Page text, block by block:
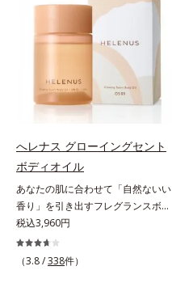
へレナス グローイングセント
ボディオイル
あなたの肌に合わせて「自然ないい
香り」を引き出すフレグランスボデ
ィオイル。「へレナス」は、スキン
ケアに強みのあるオルビスとフレグ
ランスを愛するセントピアによる共
税込3,960円
（3.8 /338件）